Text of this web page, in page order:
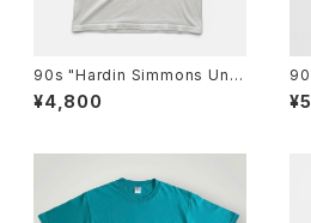
90s "Hardin Simmons Univ
ersity Cowboy Baseball" T
-Shirt ハーディン シモンズ大学
¥4,800
T-